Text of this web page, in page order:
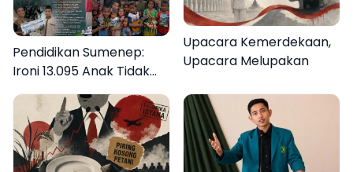
Pendidikan Sumenep:
Ironi 13.095 Anak Tidak
Sekolah Menyaksikan
Semarak Festival
Kalender Event 2026
Upacara Kemerdekaan,
Upacara Melupakan